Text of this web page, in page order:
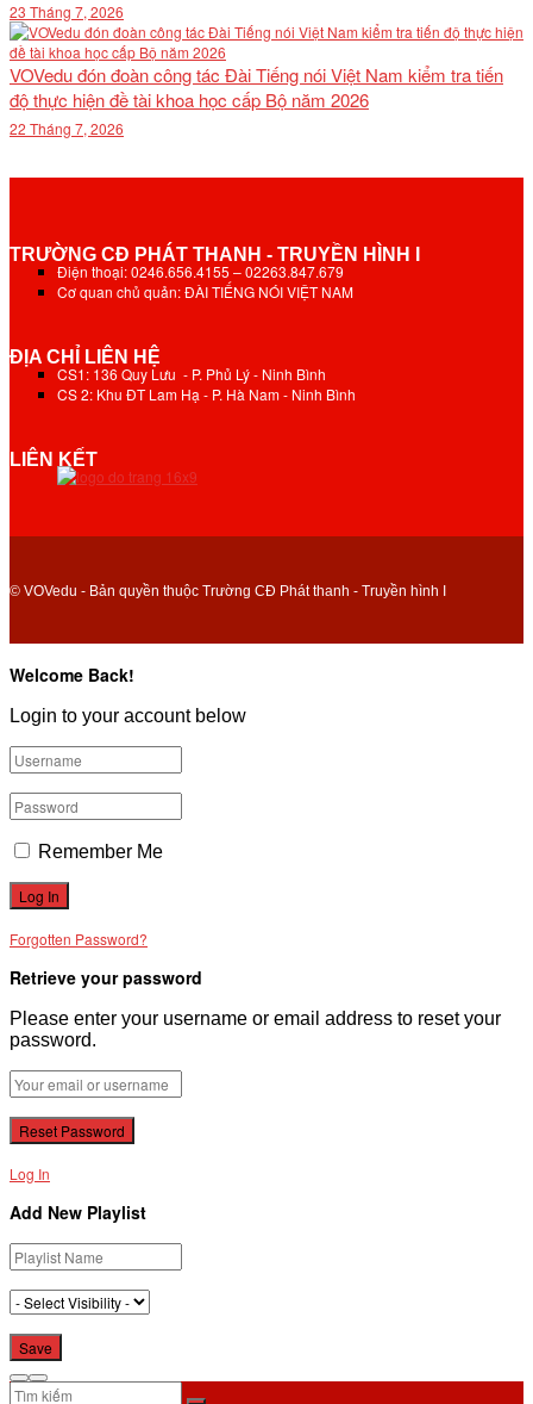
23 Tháng 7, 2026
VOVedu đón đoàn công tác Đài Tiếng nói Việt Nam kiểm tra tiến
độ thực hiện đề tài khoa học cấp Bộ năm 2026
22 Tháng 7, 2026
TRƯỜNG CĐ PHÁT THANH - TRUYỀN HÌNH I
Điện thoại: 0246.656.4155 – 02263.847.679
Cơ quan chủ quản: ĐÀI TIẾNG NÓI VIỆT NAM
ĐỊA CHỈ LIÊN HỆ
CS1: 136 Quy Lưu - P. Phủ Lý - Ninh Bình
CS 2: Khu ĐT Lam Hạ - P. Hà Nam - Ninh Bình
LIÊN KẾT
© VOVedu - Bản quyền thuộc Trường CĐ Phát thanh - Truyền hình I
Welcome Back!
Login to your account below
Remember Me
Forgotten Password?
Retrieve your password
Please enter your username or email address to reset your
password.
Log In
Add New Playlist